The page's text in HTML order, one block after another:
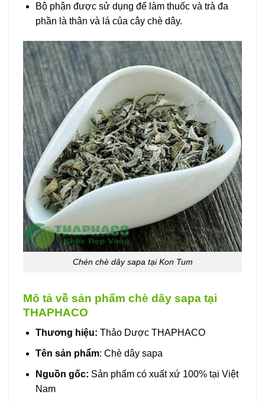
Bộ phận được sử dụng để làm thuốc và trà đa
phần là thân và lá của cây chè dây.
Chén chè dây sapa tại Kon Tum
Mô tả về sản phẩm chè dây sapa tại
THAPHACO
Thương hiệu: Thảo Dược THAPHACO
Tên sản phẩm: Chè dây sapa
Nguồn gốc: Sản phẩm có xuất xứ 100% tại Việt
Nam